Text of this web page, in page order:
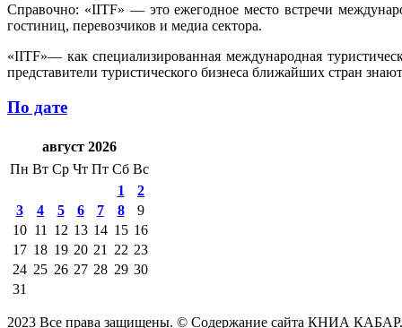
Справочно: «IITF» — это ежегодное место встречи
гостиниц, перевозчиков и медиа сектора.
«IITF»— как специализированная международная
представители туристического бизнеса ближайших стран
По дате
август 2026
Пн Вт Ср Чт Пт Сб Вс
1
2
3
4 5 6 7 8
9
10 11 12 13 14 15 16
17 18 19 20 21 22 23
24 25 26 27 28 29 30
31
2023 Все права защищены. © Содержание сайта КНИА КАБАР.